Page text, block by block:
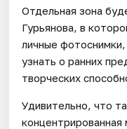
Отдельная зона
Гурьянова, в
личные
узнать о ранних
творческих
Удивительно, что
концентрированная